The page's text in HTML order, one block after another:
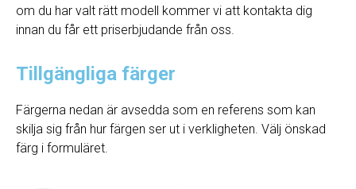
om du har valt rätt modell kommer vi att kontakta dig
innan du får ett priserbjudande från oss.
Tillgängliga färger
Färgerna nedan är avsedda som en referens som kan
skilja sig från hur färgen ser ut i verkligheten. Välj önskad
färg i formuläret.